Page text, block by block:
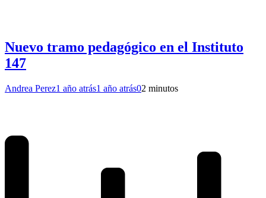
Nuevo tramo pedagógico en el Instituto
147
Andrea Perez1 año atrás1 año atrás02 minutos